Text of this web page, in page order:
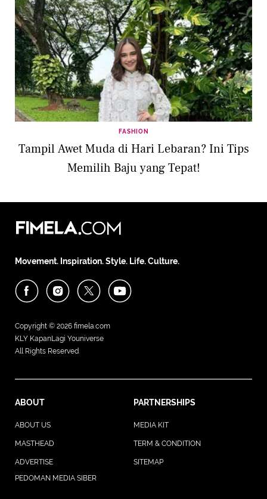
FASHION
Tampil Awet Muda di Hari Lebaran? Ini Tips
Memilih Baju yang Tepat!
Movement. Inspiration. Style. Life. Culture.
Copyright © 2026 fimela.com
KLY KapanLagi Youniverse
All Rights Reserved
ABOUT PARTNERSHIPS
ABOUT US MEDIA KIT
MASTHEAD TERM & CONDITION
ADVERTISE
SITEMAP
PEDOMAN MEDIA SIBER